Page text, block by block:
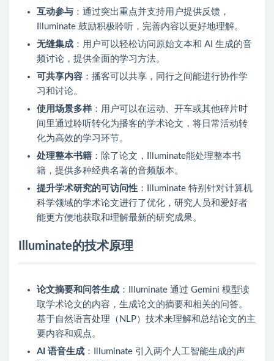
互动参与 ：通过突出重点并支持用户提供反馈，
Illuminate 鼓励积极聆听，完善内容以更好地理解。
无缝集成 ：用户可以轻松访问原始文本和 AI 生成的音
频讨论，提供全面的学习方法。
可共享内容 ：播客可以共享，同行之间能进行协作学
习和讨论。
使用场景多样 ：用户可以在运动、开车或其他碎片时
间里通过聆听转化为播客的学术论文，将日常活动转
化为高效的学习环节。
处理整本书籍 ：除了论文，Illuminate能处理整本书
籍，提供多种经典名著的音频版本。
提升学术研究的可访问性 ：Illuminate 特别针对计算机
科学领域的学术论文进行了优化，研究人员和爱好者
能更方便地获取和理解最新的研究成果。
Illuminate的技术原理
论文摘要和问答生成 ：Illuminate 通过 Gemini 模型读
取学术论文的内容，生成论文的摘要和相关的问答。
基于自然语言处理（NLP）技术来理解和总结论文的主
要内容和观点。
AI 语音生成 ：Illuminate 引入两个人工智能生成的声